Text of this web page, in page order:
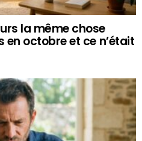
la même chose
octobre et ce n’était